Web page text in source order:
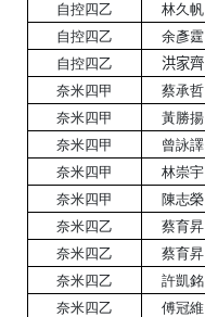
自控四乙
林久帆
自控四乙
余彥霆
自控四乙
洪家齊
奈米四甲
蔡承哲
奈米四甲
黃勝揚
奈米四甲
曾詠譯
奈米四甲
林崇宇
奈米四甲
陳志榮
奈米四乙
蔡育昇
奈米四乙
蔡育昇
奈米四乙
許凱銘
奈米四乙
傅冠維